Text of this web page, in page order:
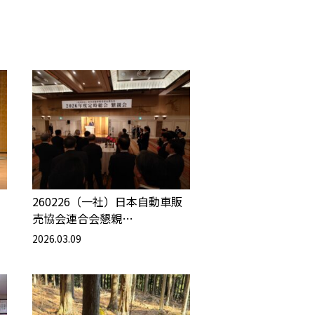
260226（一社）日本自動車販
売協会連合会懇親…
2026.03.09